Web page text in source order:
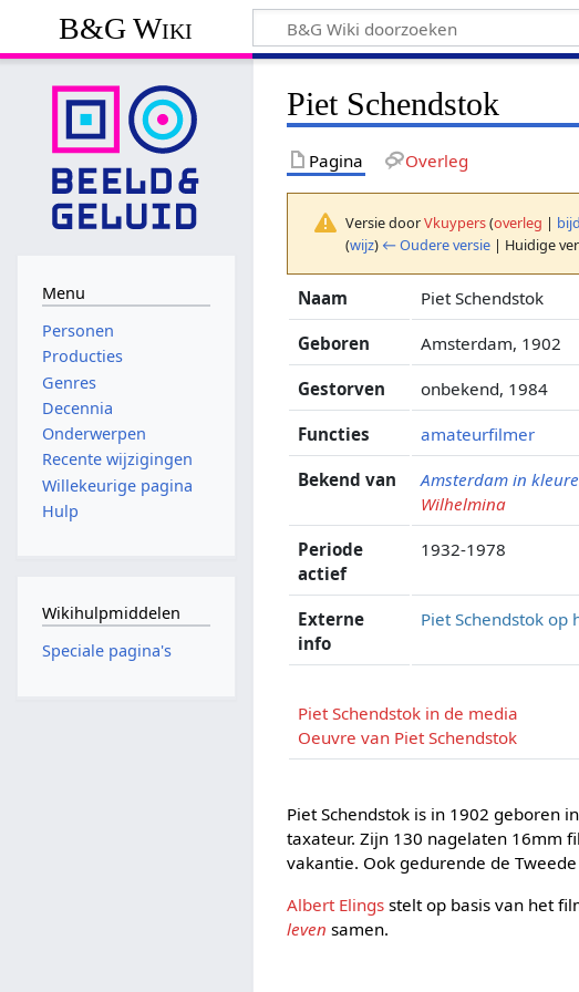
B&G Wiki
Piet Schendstok
Pagina Overleg
Versie doorVkuypers(overleg |
(wijz) ← Oudere versie | Huidige
Naam Piet Schendstok
Geboren Amsterdam, 1902
Gestorven onbekend, 1984
Functies amateurfilmer
Bekend van Amsterdam in
Wilhelmina
Periode
actief
1932-1978
Externe
info
Piet Schendstok
Piet Schendstok in de media
Oeuvre van Piet Schendstok
Piet Schendstok is in 1902 geboren
taxateur. Zijn 130 nagelaten 16mm
vakantie. Ook gedurende de
Albert Elings stelt op basis van het
leven samen.
Menu
Personen
Producties
Genres
Decennia
Onderwerpen
Recente wijzigingen
Willekeurige pagina
Hulp
Wikihulpmiddelen
Speciale pagina's